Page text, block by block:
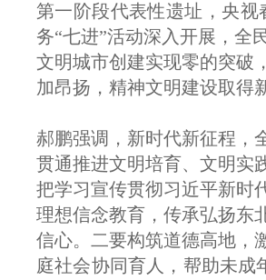
第一阶段代表性遗址，央
务“七进”活动深入开展，全
文明城市创建实现零的突破
加昂扬，精神文明建设取得
郝鹏强调，新时代新征程，
贯通推进文明培育、文明实
把学习宣传贯彻习近平新时
理想信念教育，传承弘扬东
信心。二要构筑道德高地，
庭社会协同育人，帮助未成